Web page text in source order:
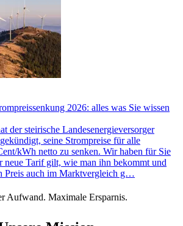
2026: alles was Sie wissen
der steirische Landesenergieversorger
seine Strompreise für alle
kWh netto zu senken. Wir haben für Sie
neue Tarif gilt, wie man ihn bekommt und
Preis auch im Marktvergleich g…
Aufwand. Maximale Ersparnis.